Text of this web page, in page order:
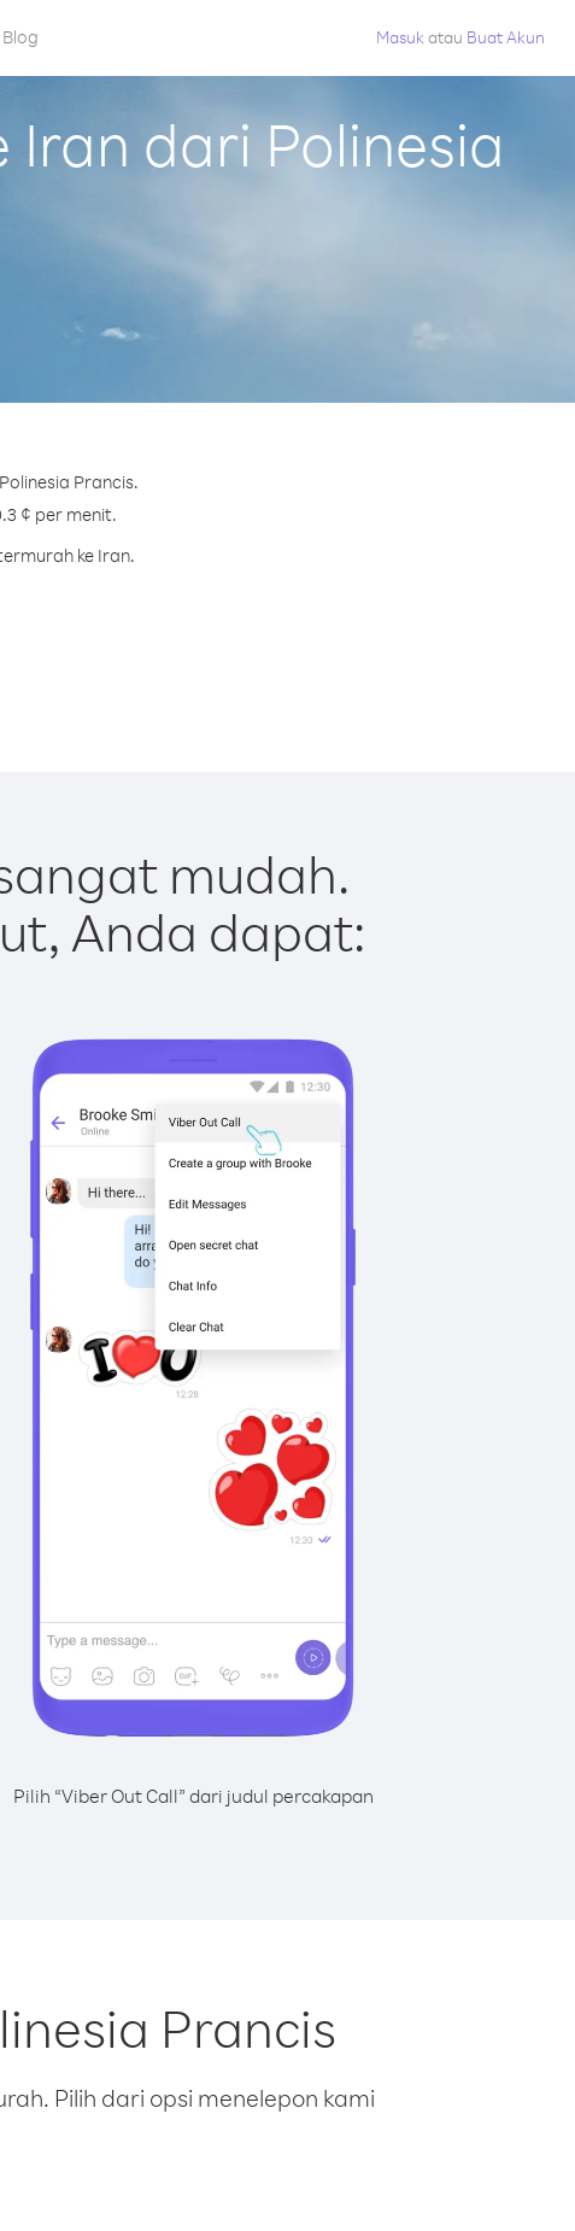
Blog Masuk atau Buat Akun
dari Polinesia
Prancis.
¢ per menit.
ke Iran.
mudah.
Anda dapat:
Pilih “Viber Out Call” dari judul percakapan
Prancis
Pilih dari opsi menelepon kami